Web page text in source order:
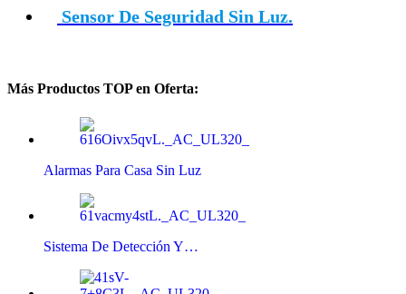
Sensor De Seguridad Sin Luz.
Más Productos TOP en Oferta:
Alarmas Para Casa Sin Luz
Sistema De Detección Y…